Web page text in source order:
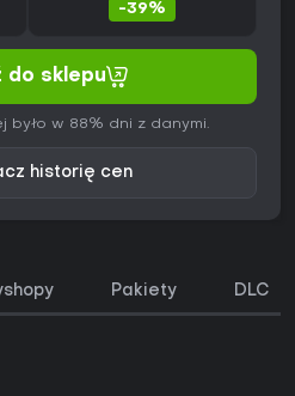
-39%
do sklepu
było w 88% dni z danymi.
historię cen
Pakiety DLC